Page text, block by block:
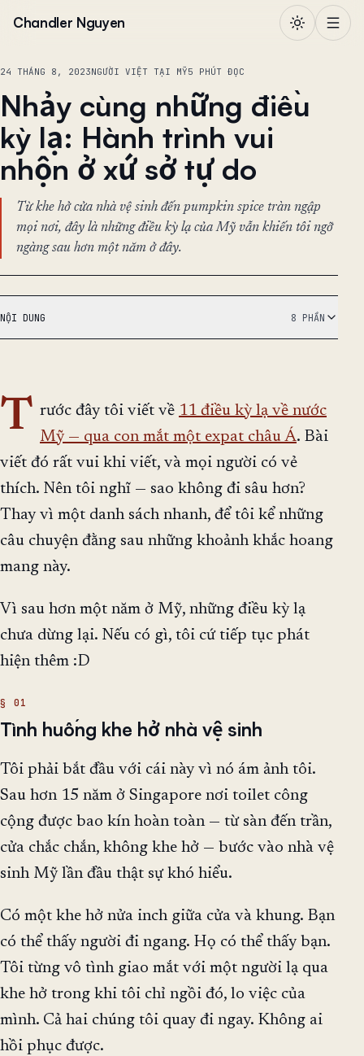
Chandler Nguyen
24 THÁNG 8, 2023NGƯỜI VIỆT TẠI MỸ5 PHÚT ĐỌC
Nhảy cùng những điều
kỳ lạ: Hành trình vui
nhộn ở xứ sở tự do
Từ khe hở cửa nhà vệ sinh đến pumpkin spice tràn ngập
mọi nơi, đây là những điều kỳ lạ của Mỹ vẫn khiến tôi ngỡ
ngàng sau hơn một năm ở đây.
NỘI DUNG 8 PHẦN
T rước đây tôi viết về 11 điều kỳ lạ về nước
Mỹ — qua con mắt một expat châu Á. Bài
viết đó rất vui khi viết, và mọi người có vẻ
thích. Nên tôi nghĩ — sao không đi sâu hơn?
Thay vì một danh sách nhanh, để tôi kể những
câu chuyện đằng sau những khoảnh khắc hoang
mang này.
Vì sau hơn một năm ở Mỹ, những điều kỳ lạ
chưa dừng lại. Nếu có gì, tôi cứ tiếp tục phát
hiện thêm :D
Tình huống khe hở nhà vệ sinh
Tôi phải bắt đầu với cái này vì nó ám ảnh tôi.
Sau hơn 15 năm ở Singapore nơi toilet công
cộng được bao kín hoàn toàn — từ sàn đến trần,
cửa chắc chắn, không khe hở — bước vào nhà vệ
sinh Mỹ lần đầu thật sự khó hiểu.
Có một khe hở nửa inch giữa cửa và khung. Bạn
có thể thấy người đi ngang. Họ có thể thấy bạn.
Tôi từng vô tình giao mắt với một người lạ qua
khe hở trong khi tôi chỉ ngồi đó, lo việc của
mình. Cả hai chúng tôi quay đi ngay. Không ai
hồi phục được.